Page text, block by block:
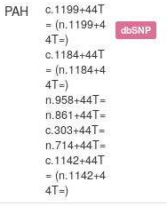
PAH
c.1199+44T
= (n.1199+4
4T=)
c.1184+44T
= (n.1184+4
4T=)
n.958+44T=
n.861+44T=
c.303+44T=
n.714+44T=
c.1142+44T
= (n.1142+4
4T=)
dbSNP